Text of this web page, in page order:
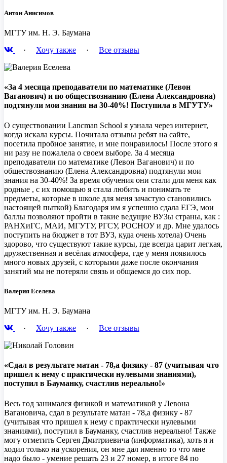
Антон Анисимов
МГТУ им. Н. Э. Баумана
· Хочу также · Все отзывы
«За 4 месяца преподаватели по математике (Левон
Ваганович) и по обществознанию (Елена Александровна)
подтянули мои знания на 30-40%! Поступила в МГУТУ»
О существовании Lancman School я узнала через интернет,
когда искала курсы. Почитала отзывы ребят на сайте,
посетила пробное занятие, и мне понравилось! После этого я
ни разу не пожалела о своем выборе. За 4 месяца
преподаватели по математике (Левон Ваганович) и по
обществознанию (Елена Александровна) подтянули мои
знания на 30-40%! За время обучения они стали для меня как
родные , с их помощью я стала любить и понимать те
предметы, которые в школе для меня зачастую становились
настоящей пыткой) Благодаря им я успешно сдала ЕГЭ, мои
баллы позволяют пройти в такие ведущие ВУЗы страны, как :
РАНХиГС, МАИ, МГУТУ, РГСУ, РОСНОУ и др. Мне удалось
поступить на бюджет в тот ВУЗ, куда очень хотела) Очень
здорово, что существуют такие курсы, где всегда царит легкая,
дружественная и весёлая атмосфера, где у меня появилось
много новых друзей, с которыми даже после окончания
занятий мы не потеряли связь и общаемся до сих пор.
Валерия Еселева
МГТУ им. Н. Э. Баумана
· Хочу также · Все отзывы
«Сдал в результате матан - 78,а физику - 87 (учитывая что
пришел к нему с практически нулевыми знаниями),
поступил в Бауманку, счастлив нереально!»
Весь год занимался физикой и математикой у Левона
Вагановича, сдал в результате матан - 78,а физику - 87
(учитывая что пришел к нему с практически нулевыми
знаниями), поступил в Бауманку, счастлив нереально! Также
могу отметить Сергея Дмитриевича (информатика), хоть я и
ходил только на ускорения, он мне дал именно то что мне
надо было - умение решать 23 и 27 номер, в итоге 84 по